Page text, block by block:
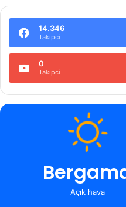
14.346
Takipci
0
Takipci
Açık hava